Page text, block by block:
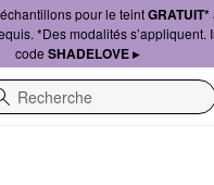
pour le teintGRATUIT*
*Des modalités s’appliquent.
code SHADELOVE ▸